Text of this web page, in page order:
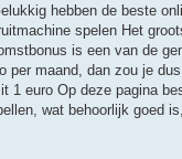
hebben de beste
spelen Het
is een van de
per maand, dan zou je
1 euro Op deze pagina
wat behoorlijk goed